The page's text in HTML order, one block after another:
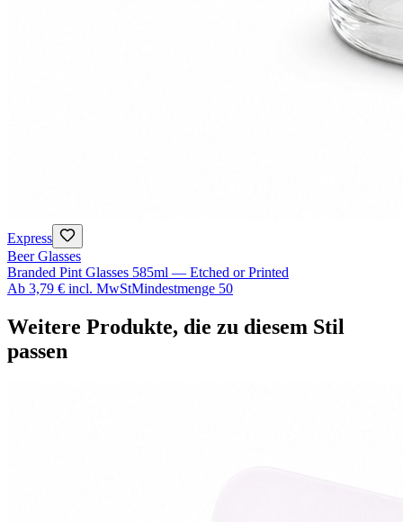
Express
Beer Glasses
Branded Pint Glasses 585ml — Etched or Printed
Ab 3,79 € incl. MwStMindestmenge 50
Weitere Produkte, die zu diesem Stil
passen